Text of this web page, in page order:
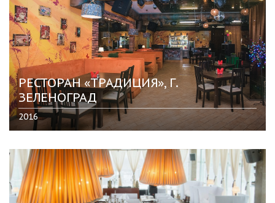
РЕСТОРАН «ТРАДИЦИЯ», Г.
ЗЕЛЕНОГРАД
2016